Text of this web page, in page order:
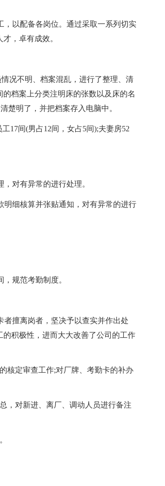
，以配备各岗位。通过采取一系列切实
，卓有成效。
况不明、档案混乱，进行了整理、清
档案上分类注明床的张数以及床的名
楚明了，并把档案存入电脑中。
17间(男占12间，女占5间);夫妻房52
对有异常的进行处理。
明细核算并张贴通知，对有异常的进行
规范考勤制度。
者擅离岗者，坚决予以查实并作出处
积极性，进而大大改善了公司的工作
核定审查工作;对厂牌、考勤卡的补办
，对新进、离厂、调动人员进行备注